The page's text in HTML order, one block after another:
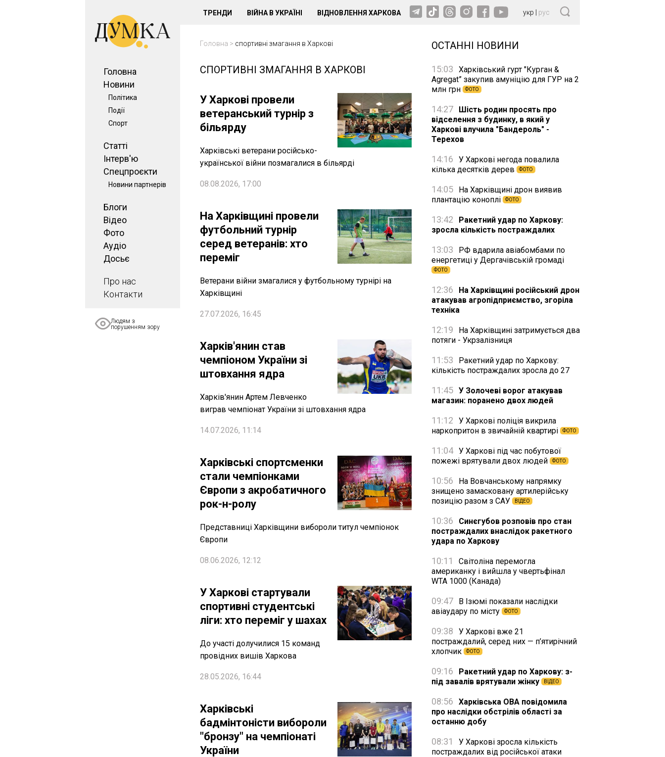
Головна
Новини
Політика
Події
Спорт
Статті
Інтерв'ю
Спецпроєкти
Новини партнерів
Блоги
Відео
Фото
Аудіо
Досьє
Про нас
Контакти
Людям з
порушенням зору
ТРЕНДИ ВІЙНА В УКРАЇНІ ВІДНОВЛЕННЯ ХАРКОВА укр рус
Головна > спортивні змагання в Харкові
СПОРТИВНІ ЗМАГАННЯ В ХАРКОВІ
У Харкові провели
ветеранський турнір з
більярду
Харківські ветерани російсько-
української війни позмагалися в більярді
08.08.2026, 17:00
На Харківщині провели
футбольний турнір
серед ветеранів: хто
переміг
Ветерани війни змагалися у футбольному турнірі на
Харківщині
27.07.2026, 16:45
Харків'янин став
чемпіоном України зі
штовхання ядра
Харків'янин Артем Левченко
виграв чемпіонат України зі штовхання ядра
14.07.2026, 11:14
Харківські спортсменки
стали чемпіонками
Європи з акробатичного
рок-н-ролу
Представниці Харківщини вибороли титул чемпіонок
Європи
08.06.2026, 12:12
У Харкові стартували
спортивні студентські
ліги: хто переміг у шахах
До участі долучилися 15 команд
провідних вишів Харкова
28.05.2026, 16:44
Харківські
бадмінтоністи вибороли
"бронзу" на чемпіонаті
України
ОСТАННІ НОВИНИ
15:03
Харківський гурт "Курган &
Agregat” закупив амуніцію для ГУР на 2
млн грн
ФОТО
14:27
Шість родин просять про
відселення з будинку, в який у
Харкові влучила "Бандероль" -
Терехов
14:16
У Харкові негода повалила
кілька десятків дерев
ФОТО
14:05
На Харківщині дрон виявив
плантацію коноплі
ФОТО
13:42
Ракетний удар по Харкову:
зросла кількість постраждалих
13:03
РФ вдарила авіабомбами по
енергетиці у Дергачівській громаді
ФОТО
12:36
На Харківщині російський дрон
атакував агропідприємство, згоріла
техніка
12:19
На Харківщині затримується два
потяги - Укрзалізниця
11:53
Ракетний удар по Харкову:
кількість постраждалих зросла до 27
11:45 У Золочеві ворог атакував
магазин: поранено двох людей
11:12
У Харкові поліція викрила
наркопритон в звичайній квартирі
ФОТО
11:04 У Харкові під час побутової
пожежі врятували двох людей
ФОТО
10:56
На Вовчанському напрямку
знищено замасковану артилерійську
позицію разом з САУ
ВІДЕО
10:36
Синєгубов розповів про стан
постраждалих внаслідок ракетного
удара по Харкову
10:11
Світоліна перемогла
американку і вийшла у чвертьфінал
WTA 1000 (Канада)
09:47
В Ізюмі показали наслідки
авіаудару по місту
ФОТО
09:38
У Харкові вже 21
постраждалий, серед них — п’ятирічний
хлопчик
ФОТО
09:16
Ракетний удар по Харкову: з-
під завалів врятували жінку
ВІДЕО
08:56
Харківська ОВА повідомила
про наслідки обстрілів області за
останню добу
08:31
У Харкові зросла кількість
постраждалих від російської атаки